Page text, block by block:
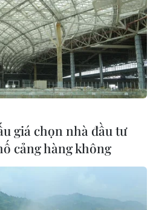
giá chọn nhà đầu tư
cảng hàng không